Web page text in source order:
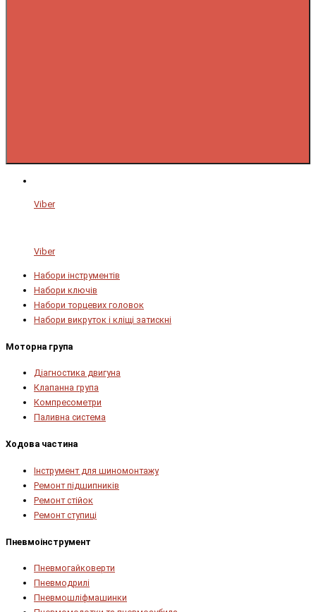
Viber
Viber
Набори інструментів
Набори ключів
Набори торцевих головок
Набори викруток і кліщі затискні
Моторна група
Діагностика двигуна
Клапанна група
Компресометри
Паливна система
Ходова частина
Інструмент для шиномонтажу
Ремонт підшипників
Ремонт стійок
Ремонт ступиці
Пневмоінструмент
Пневмогайковерти
Пневмодрилі
Пневмошліфмашинки